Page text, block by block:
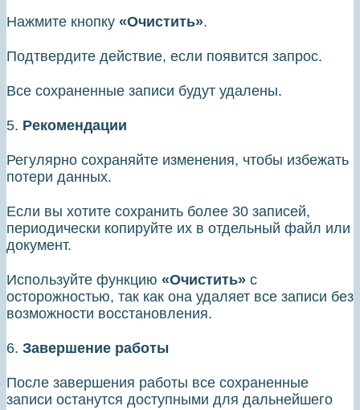
Нажмите кнопку «Очистить».
Подтвердите действие, если появится запрос.
Все сохраненные записи будут удалены.
5. Рекомендации
Регулярно сохраняйте изменения, чтобы избежать
потери данных.
Если вы хотите сохранить более 30 записей,
периодически копируйте их в отдельный файл или
документ.
Используйте функцию «Очистить» с
осторожностью, так как она удаляет все записи без
возможности восстановления.
6. Завершение работы
После завершения работы все сохраненные
записи останутся доступными для дальнейшего